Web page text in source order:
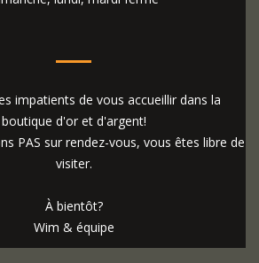
impatients de vous accueillir dans la
boutique d'or et d'argent!
PAS sur rendez-vous, vous êtes libre de
visiter.
À bientôt?
Wim & équipe